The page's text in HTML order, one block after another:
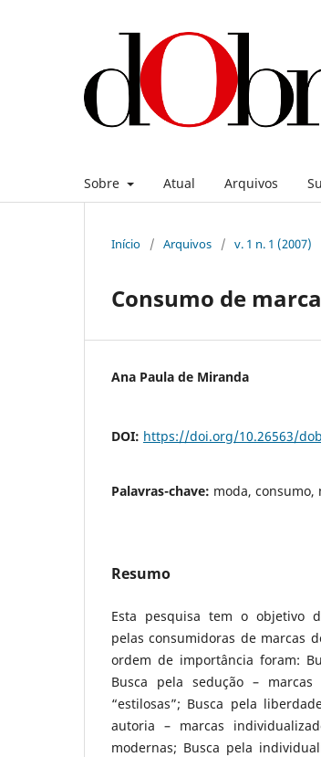
Sobre Atual Arquivos
Início / Arquivos / v. 1 n. 1 (2007)
Consumo de
Ana Paula de Miranda
DOI: https://doi.org/10.26563/
Palavras-chave: moda, consumo,
Resumo
Esta pesquisa tem o objetivo
pelas consumidoras de marcas
ordem de importância foram:
Busca pela sedução –
“estilosas”; Busca pela
autoria – marcas
modernas; Busca pela